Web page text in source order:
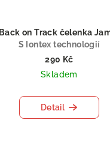
Back on Track čelenka
S Iontex technologií
290 Kč
Skladem
Detail